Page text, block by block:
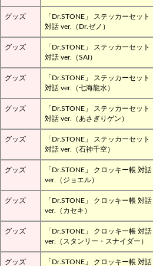
グッズ
「Dr.STONE」 ステッカーセット
対話 ver.（Dr.ゼノ）
グッズ
「Dr.STONE」 ステッカーセット
対話 ver.（SAI）
グッズ
「Dr.STONE」 ステッカーセット
対話 ver.（七海龍水）
グッズ
「Dr.STONE」 ステッカーセット
対話 ver.（あさぎりゲン）
グッズ
「Dr.STONE」 ステッカーセット
対話 ver.（石神千空）
グッズ
「Dr.STONE」 クロッキー帳 対話
ver.（ジョエル）
グッズ
「Dr.STONE」 クロッキー帳 対話
ver.（カセキ）
グッズ
「Dr.STONE」 クロッキー帳 対話
ver.（スタンリー・スナイダー）
グッズ
「Dr.STONE」 クロッキー帳 対話